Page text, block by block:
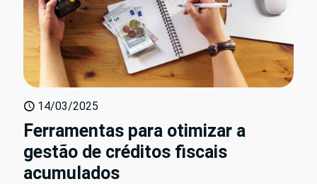
14/03/2025
Ferramentas para otimizar a
gestão de créditos fiscais
acumulados